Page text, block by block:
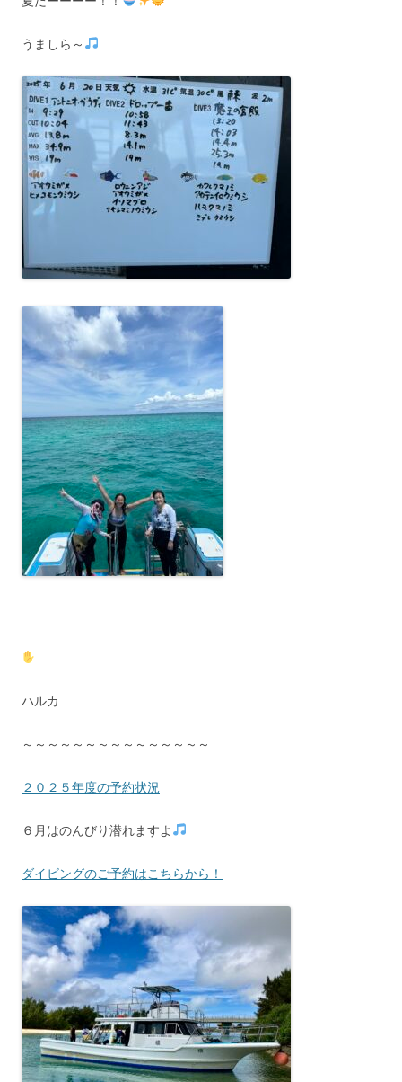
うましら～
ハルカ
～～～～～～～～～～～～～～～
２０２５年度の予約状況
６月はのんびり潜れますよ
ダイビングのご予約はこちらから！